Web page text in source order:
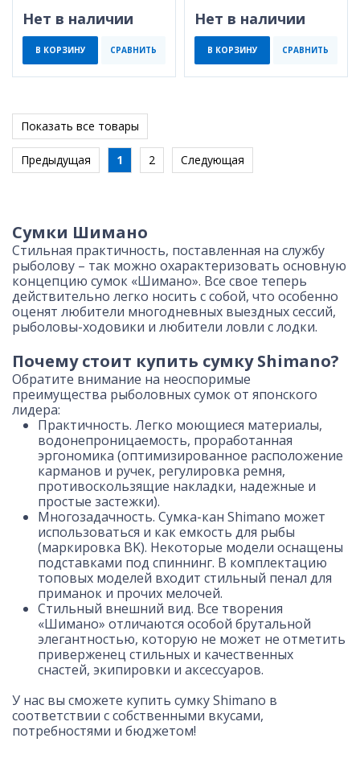
Нет в наличии
В КОРЗИНУ СРАВНИТЬ
Нет в наличии
В КОРЗИНУ СРАВНИТЬ
Показать все товары
Предыдущая 1 2 Следующая
Сумки Шимано
Стильная практичность, поставленная на службу
рыболову – так можно охарактеризовать основную
концепцию сумок «Шимано». Все свое теперь
действительно легко носить с собой, что особенно
оценят любители многодневных выездных сессий,
рыболовы-ходовики и любители ловли с лодки.
Почему стоит купить сумку Shimano?
Обратите внимание на неоспоримые
преимущества рыболовных сумок от японского
лидера:
Практичность. Легко моющиеся материалы,
водонепроницаемость, проработанная
эргономика (оптимизированное расположение
карманов и ручек, регулировка ремня,
противоскользящие накладки, надежные и
простые застежки).
Многозадачность. Сумка-кан Shimano может
использоваться и как емкость для рыбы
(маркировка BK). Некоторые модели оснащены
подставками под спиннинг. В комплектацию
топовых моделей входит стильный пенал для
приманок и прочих мелочей.
Стильный внешний вид. Все творения
«Шимано» отличаются особой брутальной
элегантностью, которую не может не отметить
приверженец стильных и качественных
снастей, экипировки и аксессуаров.
У нас вы сможете купить сумку Shimano в
соответствии с собственными вкусами,
потребностями и бюджетом!